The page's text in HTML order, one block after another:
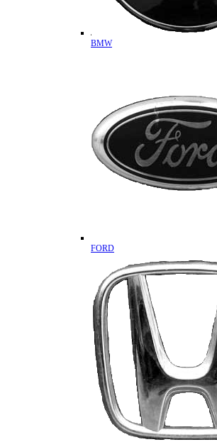
BMW
FORD